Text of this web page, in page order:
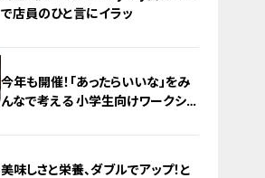
で店員のひと言にイラッ
今年も開催！「あったらいいな」をみ
んなで考える 小学生向けワークショ
美味しさと栄養、ダブルでアップ！と